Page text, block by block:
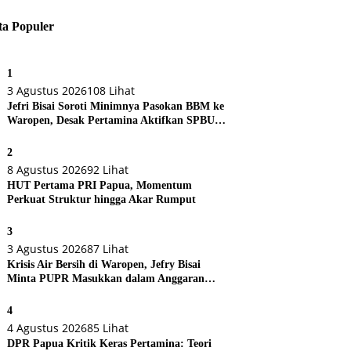
Populer
1
3 Agustus 2026108 Lihat
Jefri Bisai Soroti Minimnya Pasokan BBM ke
Waropen, Desak Pertamina Aktifkan SPBU
2
8 Agustus 202692 Lihat
HUT Pertama PRI Papua, Momentum
Perkuat Struktur hingga Akar Rumput
3
3 Agustus 202687 Lihat
Krisis Air Bersih di Waropen, Jefry Bisai
Minta PUPR Masukkan dalam Anggaran
4
4 Agustus 202685 Lihat
DPR Papua Kritik Keras Pertamina: Teori